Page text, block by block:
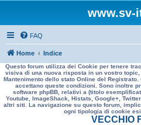
www.sv-
FAQ
Home Indice
Questo forum utilizza dei Cookie per tenere
visiva di una nuova risposta in un vostro
Mantenimento dello stato Online del
accettano queste condizioni. Sono inoltre
software phpBB, relativi a (titolo
Youtube, ImageShack, Histats, Google+,
altri siti. La navigazione su questo forum,
ogni tipologia di cookie
VECCHIO